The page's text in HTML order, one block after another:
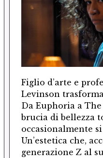
Figlio d’arte e
Levinson
Da Euphoria a
brucia di bellezza
occasionalmente
Un’estetica che,
generazione Z al